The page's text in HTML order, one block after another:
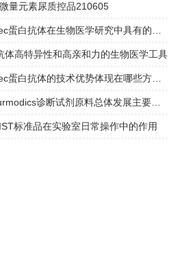
量元素尿质控品210605
体高特异性和高亲和力的生物医学工具
Prospec蛋白抗体的技术优势体现在哪些方面？
美国surmodics诊断试剂原料总体发展主要有以下特点
标准品在实验室日常操作中的作用